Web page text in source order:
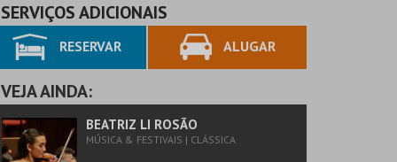
SALA
SERVIÇOS ADICIONAIS
RESERVAR ALUGAR
VEJA AINDA:
BEATRIZ LI ROSÃO
MÚSICA & FESTIVAIS | CLÁSSICA